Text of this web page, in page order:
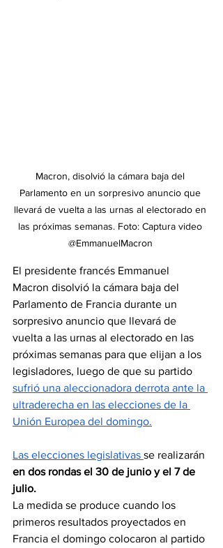
Macron, disolvió la cámara baja del
Parlamento en un sorpresivo anuncio que
llevará de vuelta a las urnas al electorado en
las próximas semanas. Foto: Captura video
@EmmanuelMacron
El presidente francés Emmanuel
Macron disolvió la cámara baja del
Parlamento de Francia durante un
sorpresivo anuncio que llevará de
vuelta a las urnas al electorado en las
próximas semanas para que elijan a los
legisladores, luego de que su partido
sufrió una aleccionadora derrota ante la
ultraderecha en las elecciones de la
Unión Europea del domingo.
Las elecciones legislativas se realizarán
en dos rondas el 30 de junio y el 7 de
julio.
La medida se produce cuando los
primeros resultados proyectados en
Francia el domingo colocaron al partido